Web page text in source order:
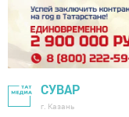
СУВАР
г. Казань